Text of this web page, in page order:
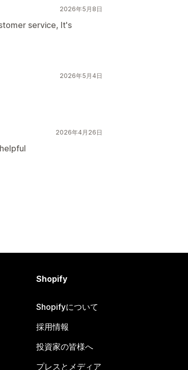
2026年5月8日
service, It's
2026年5月4日
2026年4月26日
Shopify
Shopifyについて
採用情報
投資家の皆様へ
プレスとメディア